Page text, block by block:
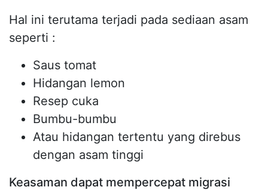
Hal ini terutama terjadi pada sediaan asam
seperti :
Saus tomat
Hidangan lemon
Resep cuka
Bumbu-bumbu
Atau hidangan tertentu yang direbus
dengan asam tinggi
Keasaman dapat mempercepat migrasi